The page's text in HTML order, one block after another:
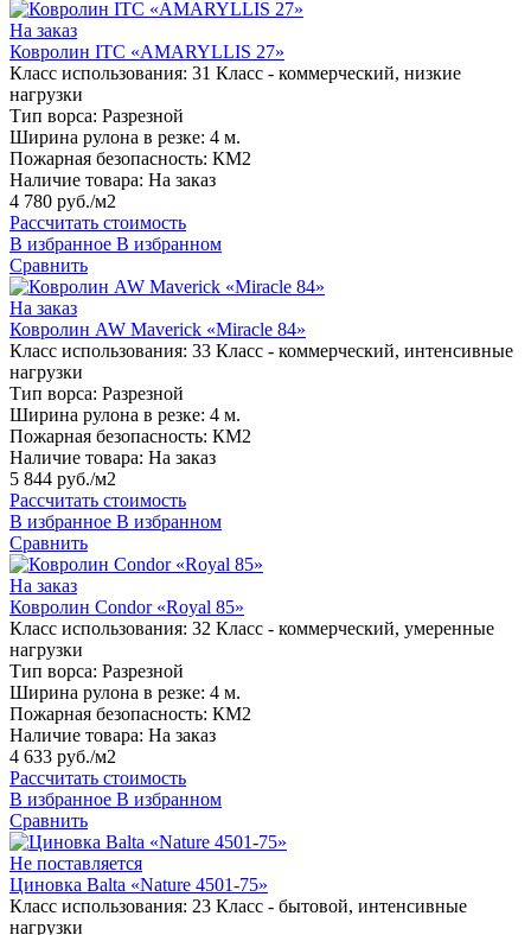
На заказ
Ковролин ITC «AMARYLLIS 27»
Класс использования: 31 Класс - коммерческий, низкие
нагрузки
Тип ворса: Разрезной
Ширина рулона в резке: 4 м.
Пожарная безопасность: КМ2
Наличие товара: На заказ
4 780 руб./м2
Рассчитать стоимость
В избранное В избранном
Сравнить
На заказ
Ковролин AW Maverick «Miracle 84»
Класс использования: 33 Класс - коммерческий, интенсивные
нагрузки
Тип ворса: Разрезной
Ширина рулона в резке: 4 м.
Пожарная безопасность: КМ2
Наличие товара: На заказ
5 844 руб./м2
Рассчитать стоимость
В избранное В избранном
Сравнить
На заказ
Ковролин Condor «Royal 85»
Класс использования: 32 Класс - коммерческий, умеренные
нагрузки
Тип ворса: Разрезной
Ширина рулона в резке: 4 м.
Пожарная безопасность: КМ2
Наличие товара: На заказ
4 633 руб./м2
Рассчитать стоимость
В избранное В избранном
Сравнить
Не поставляется
Циновка Balta «Nature 4501-75»
Класс использования: 23 Класс - бытовой, интенсивные
нагрузки